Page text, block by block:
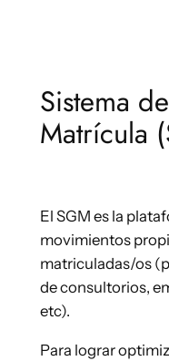
Sistema
Matrícula
El SGM es la
movimientos
matriculadas/os
de consultorios,
etc).
Para lograr